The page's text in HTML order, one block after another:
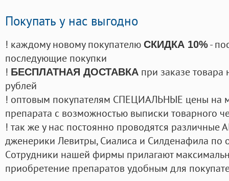
Покупать у нас выгодно
! каждому новому покупателю СКИДКА 10%-
последующие покупки
! БЕСПЛАТНАЯ ДОСТАВКА при заказе
рублей
! оптовым покупателям СПЕЦИАЛЬНЫЕ цены на
препарата с возможностью выписки товарного
! так же у нас постоянно проводятся
дженерики Левитры, Сиалиса и Силденафила по
Cотрудники нашей фирмы прилагают
приобретение препаратов удобным для